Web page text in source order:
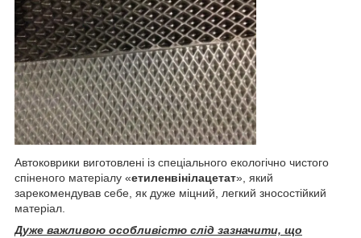
Автоковрики виготовлені із спеціального екологічно чистого
спіненого матеріалу «етиленвінілацетат», який
зарекомендував себе, як дуже міцний, легкий зносостійкий
матеріал.
Дуже важливою особливістю слід зазначити, що